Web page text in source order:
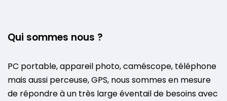
Qui sommes nous ?
PC portable, appareil photo, caméscope, téléphone
mais aussi perceuse, GPS, nous sommes en mesure
de répondre à un très large éventail de besoins avec